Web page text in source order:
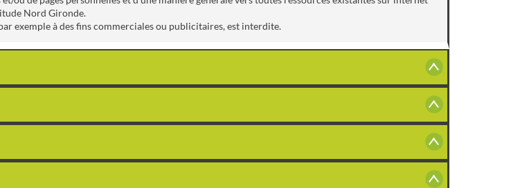
Nord Gironde.
exemple à des fins commerciales ou publicitaires, est interdite.